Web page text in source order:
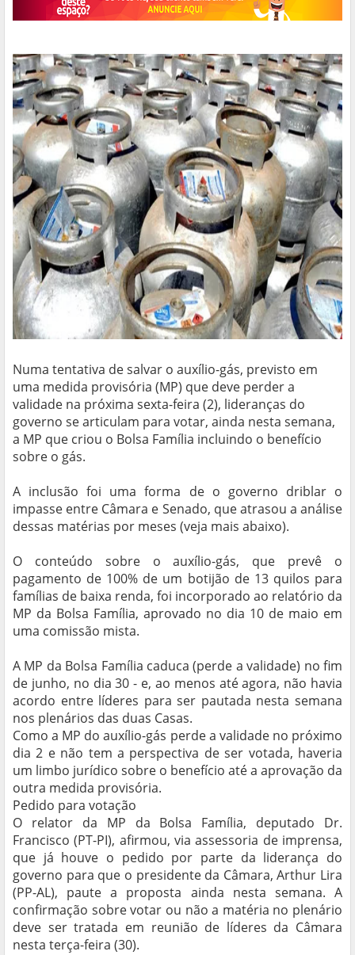
Numa tentativa de salvar o auxílio-gás, previsto em
uma medida provisória (MP) que deve perder a
validade na próxima sexta-feira (2), lideranças do
governo se articulam para votar, ainda nesta semana,
a MP que criou o Bolsa Família incluindo o benefício
sobre o gás.
A inclusão foi uma forma de o governo driblar o
impasse entre Câmara e Senado, que atrasou a análise
dessas matérias por meses (veja mais abaixo).
O conteúdo sobre o auxílio-gás, que prevê o
pagamento de 100% de um botijão de 13 quilos para
famílias de baixa renda, foi incorporado ao relatório da
MP da Bolsa Família, aprovado no dia 10 de maio em
uma comissão mista.
A MP da Bolsa Família caduca (perde a validade) no fim
de junho, no dia 30 - e, ao menos até agora, não havia
acordo entre líderes para ser pautada nesta semana
nos plenários das duas Casas.
Como a MP do auxílio-gás perde a validade no próximo
dia 2 e não tem a perspectiva de ser votada, haveria
um limbo jurídico sobre o benefício até a aprovação da
outra medida provisória.
Pedido para votação
O relator da MP da Bolsa Família, deputado Dr.
Francisco (PT-PI), afirmou, via assessoria de imprensa,
que já houve o pedido por parte da liderança do
governo para que o presidente da Câmara, Arthur Lira
(PP-AL), paute a proposta ainda nesta semana. A
confirmação sobre votar ou não a matéria no plenário
deve ser tratada em reunião de líderes da Câmara
nesta terça-feira (30).